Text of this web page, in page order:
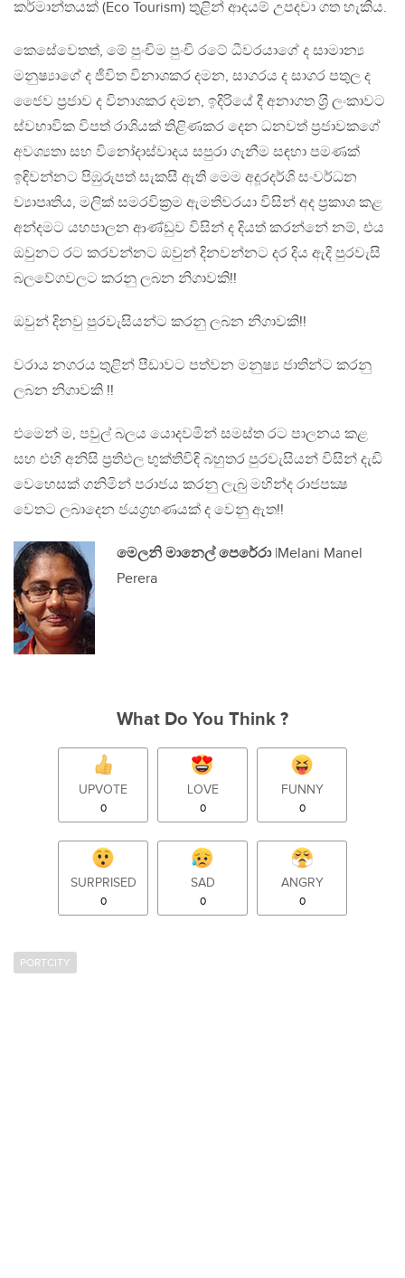
කර්මාන්තයක් (Eco Tourism) තුළින් ආදයම් උපදවා ගත හැකිය.
කෙසේවෙතත්, මේ පුංචිම පුංචි රටේ ධීවරයාගේ ද සාමාන්‍ය
මනුෂ්‍යාගේ ද ජීවිත විනාශකර දමන, සාගරය ද සාගර පතුල ද
ජෛව ප‍්‍රජාව ද විනාශකර දමන, ඉදිරියේ දී අනාගත ශ‍්‍රි ලංකාවට
ස්වභාවික විපත් රාශියක් තිළිණකර දෙන ධනවත් ප‍්‍රජාවකගේ
අවශ්‍යතා සහ විනෝදාස්වාදය සපුරා ගැනීම සඳහා පමණක්
ඉඳිවන්නට පිඹුරුපත් සැකසී ඇති මෙම අදූරදර්ශි සංවර්ධන
ව්‍යාපෘතිය, මලික් සමරවික‍්‍රම ඇමතිවරයා විසින් අද ප‍්‍රකාශ කළ
අන්දමට යහපාලන ආණ්ඩුව විසින් ද දියත් කරන්නේ නම්, එය
ඔවුනට රට කරවන්නට ඔවුන් දිනවන්නට දර දිය ඇදි පුරවැසි
බලවේගවලට කරනු ලබන නිගාවකි!!
ඔවුන් දිනවු පුරවැසියන්ට කරනු ලබන නිගාවකි!!
වරාය නගරය තුළින් පීඩාවට පත්වන මනුෂ්‍ය ජාතින්ට කරනු
ලබන නිගාවකි !!
එමෙන් ම, පවුල් බලය යොදවමින් සමස්ත රට පාලනය කළ
සහ එහි අනිසි ප‍්‍රතිඵල භුක්තිවිඳි බහුතර පුරවැසියන් විසින් දැඩි
වෙහෙසක් ගනිමින් පරාජය කරනු ලැබු මහින්ද රාජපක්‍ෂ
වෙතට ලබාදෙන ජයග‍්‍රහණයක් ද වෙනු ඇත!!
මෙලනි මානෙල් පෙරේරා|Melani Manel
Perera
What Do You Think ?
UPVOTE
0
LOVE
0
FUNNY
0
SURPRISED
0
SAD
0
ANGRY
0
PORTCITY